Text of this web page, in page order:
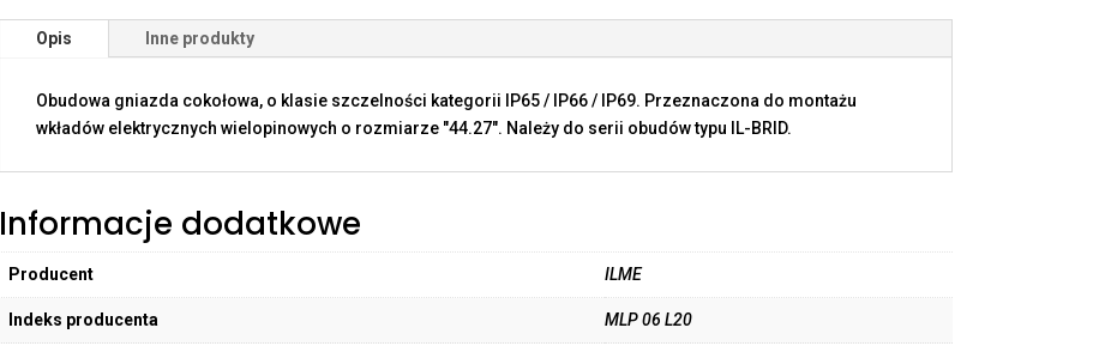
Opis Inne produkty
Obudowa gniazda cokołowa, o klasie szczelności kategorii IP65 / IP66 / IP69. Przeznaczona do montażu
wkładów elektrycznych wielopinowych o rozmiarze "44.27". Należy do serii obudów typu IL-BRID.
Informacje dodatkowe
Producent ILME
Indeks producenta MLP 06 L20